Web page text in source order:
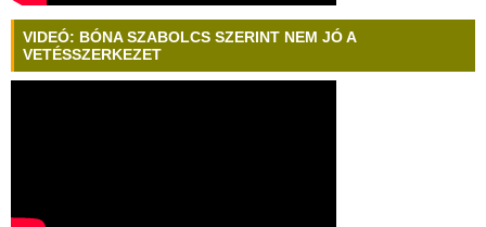
VIDEÓ: BÓNA SZABOLCS SZERINT NEM JÓ A
VETÉSSZERKEZET